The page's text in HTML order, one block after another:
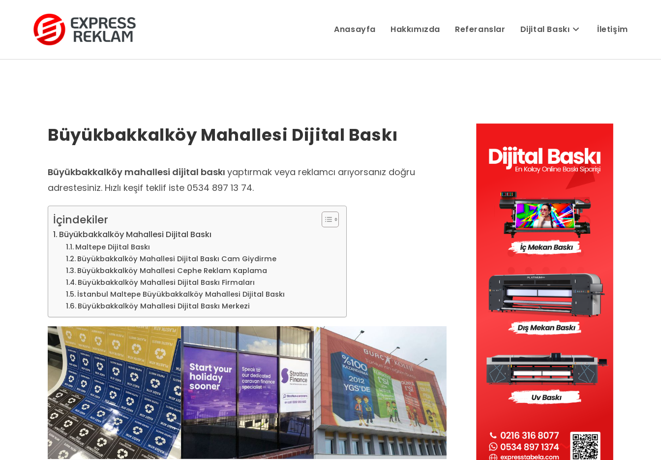
Anasayfa Hakkımızda Referanslar Dijital Baskı İletişim
Büyükbakkalköy Mahallesi Dijital Baskı
Büyükbakkalköy mahallesi dijital baskıyaptırmak veya reklamcı arıyorsanız doğru
adrestesiniz. Hızlı keşif teklif iste 0534 897 13 74.
İçindekiler
Büyükbakkalköy Mahallesi Dijital Baskı
Maltepe Dijital Baskı
Büyükbakkalköy Mahallesi Dijital Baskı Cam Giydirme
Büyükbakkalköy Mahallesi Cephe Reklam Kaplama
Büyükbakkalköy Mahallesi Dijital Baskı Firmaları
İstanbul Maltepe Büyükbakkalköy Mahallesi Dijital Baskı
Büyükbakkalköy Mahallesi Dijital Baskı Merkezi